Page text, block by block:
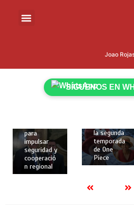
Joao Rojas
SÍGUENOS EN
2 mins
Donald
reúne en
Miami a 12
para
impulsar
seguridad y
cooperació
n regional
2026
2 mins
Netflix
revela
nuevos
la segunda
temporada
de One
Piece